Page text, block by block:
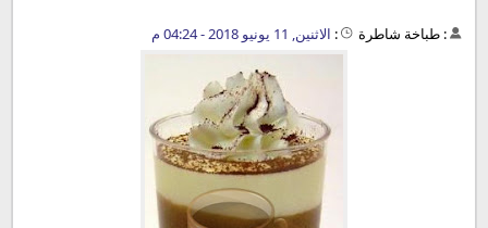
: طباخة شاطرة : الاثنين, 11 يونيو 2018 - 04:24 م